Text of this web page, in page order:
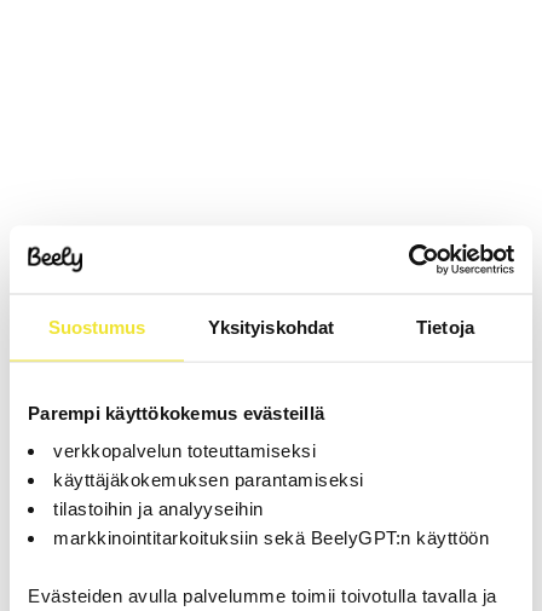
Suostumus Yksityiskohdat Tietoja
Parempi käyttökokemus evästeillä
verkkopalvelun toteuttamiseksi
käyttäjäkokemuksen parantamiseksi
tilastoihin ja analyyseihin
markkinointitarkoituksiin sekä BeelyGPT:n käyttöön
Evästeiden avulla palvelumme toimii toivotulla tavalla ja